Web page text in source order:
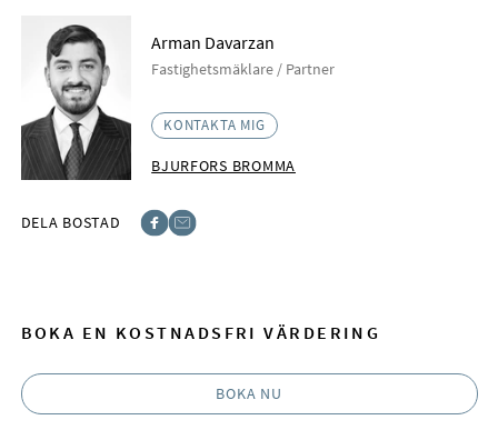
Arman Davarzan
Fastighetsmäklare / Partner
KONTAKTA MIG
BJURFORS BROMMA
DELA BOSTAD
BOKA EN KOSTNADSFRI VÄRDERING
BOKA NU